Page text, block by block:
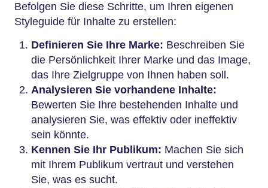
Befolgen Sie diese Schritte, um Ihren eigenen
Styleguide für Inhalte zu erstellen:
Definieren Sie Ihre Marke: Beschreiben Sie
die Persönlichkeit Ihrer Marke und das Image,
das Ihre Zielgruppe von Ihnen haben soll.
Analysieren Sie vorhandene Inhalte:
Bewerten Sie Ihre bestehenden Inhalte und
analysieren Sie, was effektiv oder ineffektiv
sein könnte.
Kennen Sie Ihr Publikum: Machen Sie sich
mit Ihrem Publikum vertraut und verstehen
Sie, was es sucht.